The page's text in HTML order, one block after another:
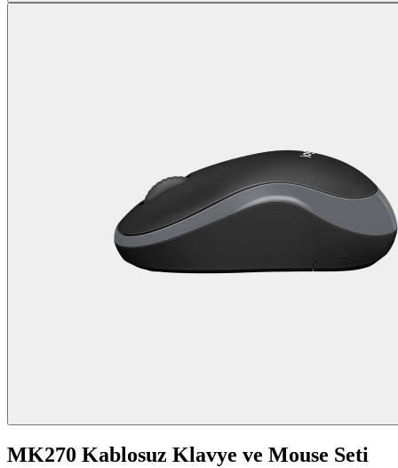
MK270 Kablosuz Klavye ve Mouse Seti